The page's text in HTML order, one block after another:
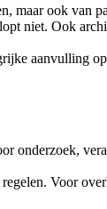
maar ook van
niet. Ook
aanvulling
onderzoek,
Voor